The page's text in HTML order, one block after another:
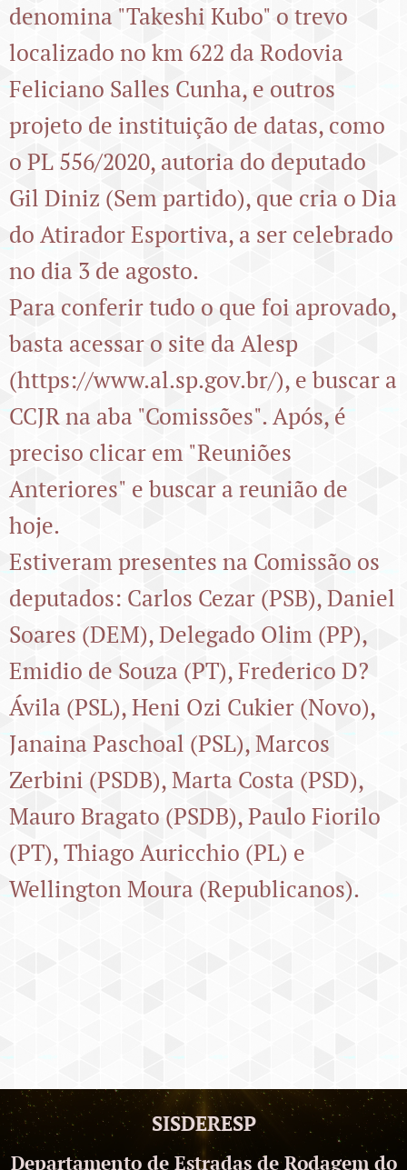
denomina "Takeshi Kubo" o trevo
localizado no km 622 da Rodovia
Feliciano Salles Cunha, e outros
projeto de instituição de datas, como
o PL 556/2020, autoria do deputado
Gil Diniz (Sem partido), que cria o Dia
do Atirador Esportiva, a ser celebrado
no dia 3 de agosto.
Para conferir tudo o que foi aprovado,
basta acessar o site da Alesp
(https://www.al.sp.gov.br/), e buscar a
CCJR na aba "Comissões". Após, é
preciso clicar em "Reuniões
Anteriores" e buscar a reunião de
hoje.
Estiveram presentes na Comissão os
deputados: Carlos Cezar (PSB), Daniel
Soares (DEM), Delegado Olim (PP),
Emidio de Souza (PT), Frederico D?
Ávila (PSL), Heni Ozi Cukier (Novo),
Janaina Paschoal (PSL), Marcos
Zerbini (PSDB), Marta Costa (PSD),
Mauro Bragato (PSDB), Paulo Fiorilo
(PT), Thiago Auricchio (PL) e
Wellington Moura (Republicanos).
SISDERESP
Departamento de Estradas de Rodagem do